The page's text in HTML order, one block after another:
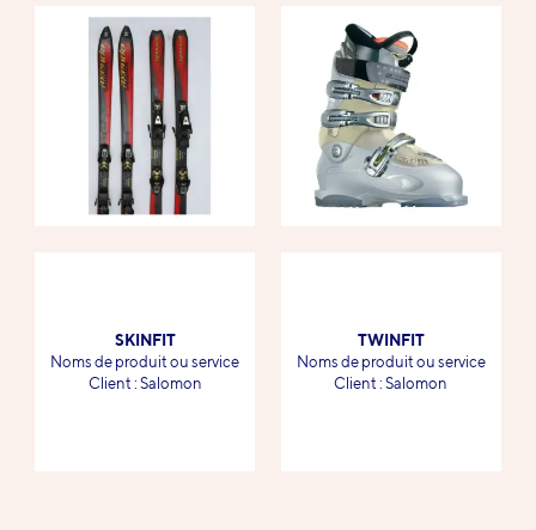
SKINFIT
-
Noms de produit ou service
-
Client : Salomon
TWINFIT
-Noms de produit ou service
-
Client : Salomon